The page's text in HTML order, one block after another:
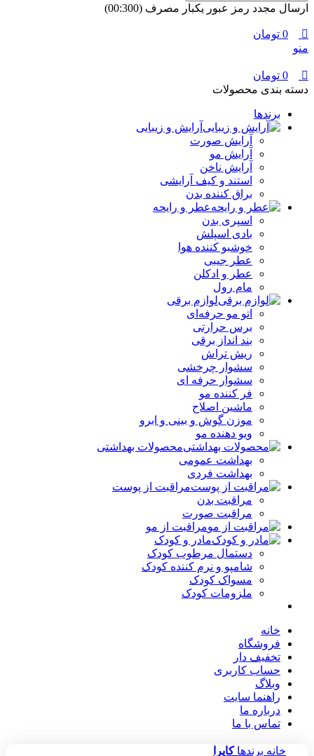
ارسال مجدد رمز عبور یکبار مصرف (00:
300
)
0 تومان
منو
0 تومان
دسته بندی محصولات
برندها
آرایش و زیبایی
آرایش صورت
آرایش مو
آرایش ناخن
استند و کیف آرایشی
براق کننده بدن
عطر و رایحه
اسپری بدن
بادی اسپلش
خوشبو کننده هوا
عطر جیبی
عطر و ادکلن
مام رول
لوازم برقی
اتو مو حرفه‌ای
برس حرارتی
بند انداز برقی
ریش تراش
سشوار چرخشی
سشوار حرفه ای
فر کننده‌ مو
ماشین اصلاح
موزن گوش و بینی و ابرو
ویو دهنده مو
محصولات بهداشتی
بهداشت عمومی
بهداشت فردی
مراقبت از پوست
مراقبت بدن
مراقبت صورت
مراقبت از مو
مادر و کودک
دستمال مرطوب کودک
شامپو و نرم کننده کودک
مسواک کودک
ملزومات کودک
خانه
فروشگاه
تخفیف دار
حساب کاربری
وبلاگ
راهنما سایت
درباره ما
تماس با ما
خانه برندهاکاپرا